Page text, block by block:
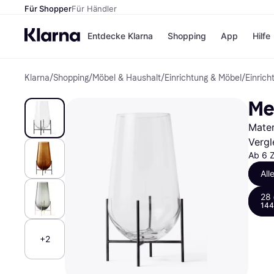
Für ShopperFür Händler
Entdecke Klarna
Zahlungsmethoden
Bezahle in bis zu 30
Shopping
Shops
eBay
Temu
SHEIN
Alle Shops
App Hilfe
Klarna/Shopping/Möbel & Haushalt/Einrichtung & Möbel /
+2
Ab 6
Alle
28